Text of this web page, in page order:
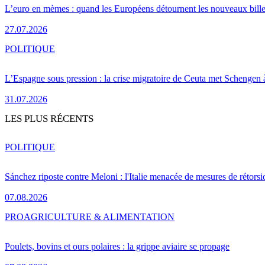
L’euro en mèmes : quand les Européens détournent les nouveaux
27.07.2026
L’Espagne sous pression : la crise migratoire de Ceuta met Schengen
31.07.2026
POLITIQUE
LES PLUS RÉCENTS
Sánchez riposte contre Meloni : l'Italie menacée de mesures de
07.08.2026
POLITIQUE
Poulets, bovins et ours polaires : la grippe aviaire se propage
PROAGRICULTURE & ALIMENTATION